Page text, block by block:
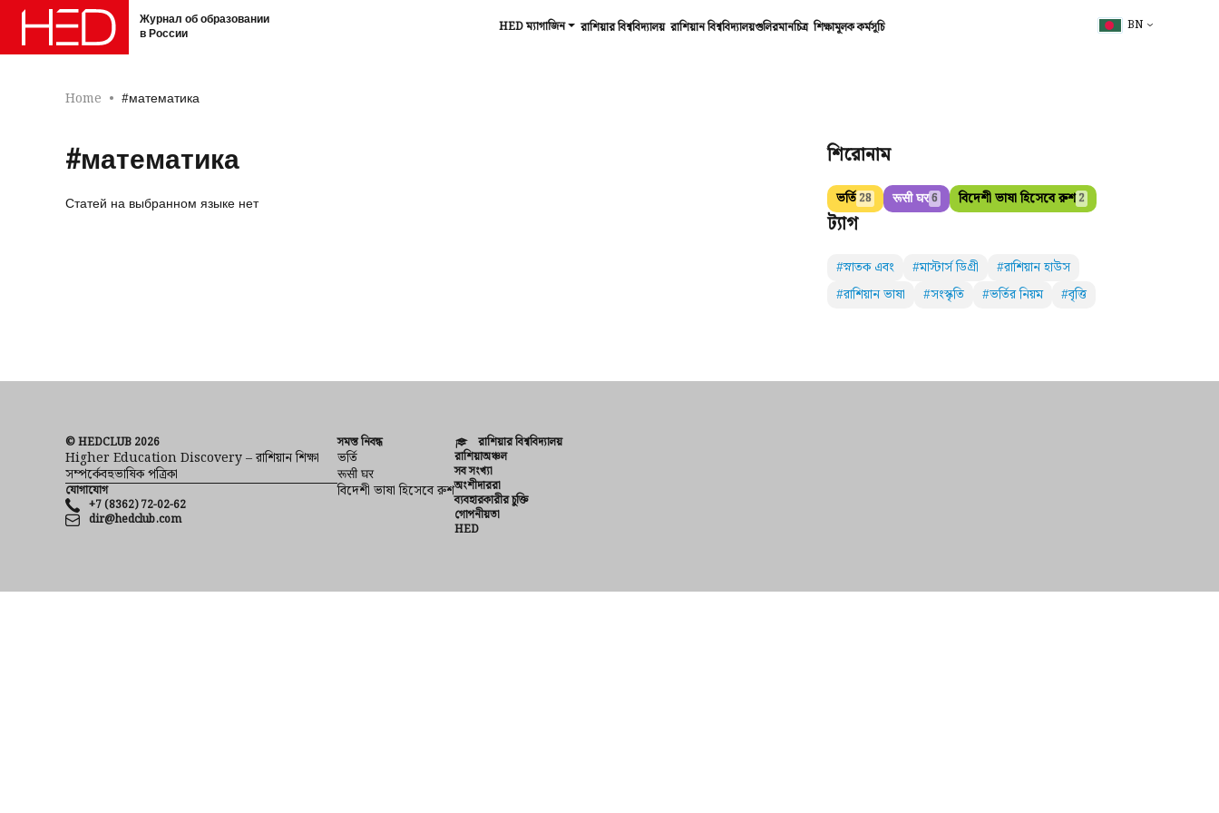
Журнал об образовании
в России
HED ম্যাগাজিন রাশিয়ার বিশ্ববিদ্যালয় রাশিয়ান বিশ্ববিদ্যালয়গুলিরমানচিত্র শিক্ষামূলক কর্মসূচি BN
Home #математика
#математика
Статей на выбранном языке нет
শিরোনাম
ভর্তি 28 रूसी घर6 বিদেশী ভাষা হিসেবে রুশ 2
ট্যাগ
#স্নাতক এবং #মাস্টার্স ডিগ্রী
#রাশিয়ান হাউস
#রাশিয়ান ভাষা
#সংস্কৃতি #ভর্তির নিয়ম #বৃত্তি
© HEDCLUB 2026
Higher Education Discovery – রাশিয়ান শিক্ষা
সম্পর্কেবহুভাষিক পত্রিকা
যোগাযোগ
+7 (8362) 72-02-62
dir@hedclub.com
সমস্ত নিবন্ধ
ভর্তি
रूसी घर
বিদেশী ভাষা হিসেবে রুশ
রাশিয়ার বিশ্ববিদ্যালয়
রাশিয়াঅঞ্চল
সব সংখ্যা
অংশীদাররা
ব্যবহারকারীর চুক্তি
গোপনীয়তা
HED